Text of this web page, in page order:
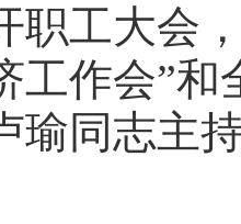
职工大会
工作会”和
瑜同志主